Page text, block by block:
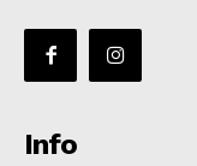
Info